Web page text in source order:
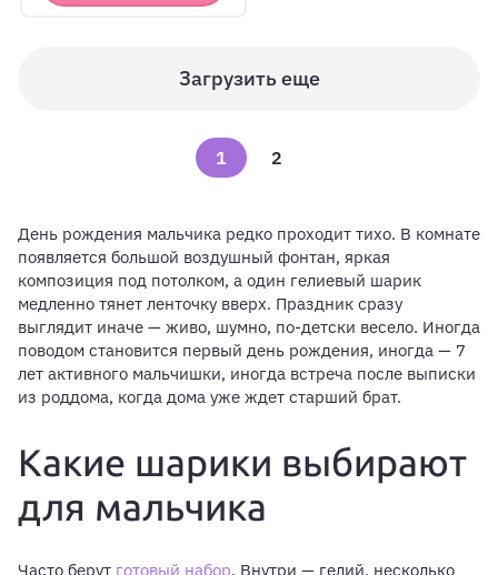
Загрузить еще
1 2
День рождения мальчика редко проходит тихо. В комнате
появляется большой воздушный фонтан, яркая
композиция под потолком, а один гелиевый шарик
медленно тянет ленточку вверх. Праздник сразу
выглядит иначе — живо, шумно, по-детски весело. Иногда
поводом становится первый день рождения, иногда — 7
лет активного мальчишки, иногда встреча после выписки
из роддома, когда дома уже ждет старший брат.
Какие шарики выбирают
для мальчика
Часто берут готовый набор. Внутри — гелий, несколько